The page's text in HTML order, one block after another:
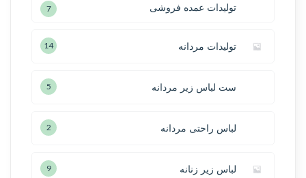
تولیدات عمده فروشی 7
تولیدات مردانه 14
ست لباس زیر مردانه 5
لباس راحتی مردانه 2
لباس زیر زنانه 9